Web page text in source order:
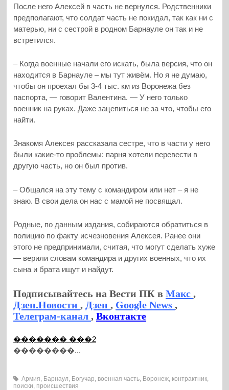
После него Алексей в часть не вернулся. Родственники
предполагают, что солдат часть не покидал, так как ни с
матерью, ни с сестрой в родном Барнауле он так и не
встретился.
– Когда военные начали его искать, была версия, что он
находится в Барнауле – мы тут живём. Но я не думаю,
чтобы он проехал бы 3-4 тыс. км из Воронежа без
паспорта, — говорит Валентина. — У него только
военник на руках. Даже зацепиться не за что, чтобы его
найти.
Знакомя Алексея рассказала сестре, что в части у него
были какие-то проблемы: парня хотели перевести в
другую часть, но он был против.
– Общался на эту тему с командиром или нет – я не
знаю. В свои дела он нас с мамой не посвящал.
Родные, по данным издания, собираются обратиться в
полицию по факту исчезновения Алексея. Ранее они
этого не предпринимали, считая, что могут сделать хуже
— верили словам командира и других военных, что их
сына и брата ищут и найдут.
Подписывайтесь на Вести ПК вМакс,
Дзен.Новости, Дзен, Google News,
Телеграм-канал,Вконтакте
������� ���2
��������...
Армия Барнаул Богучар военная часть Воронеж контрактник
поиски происшествия